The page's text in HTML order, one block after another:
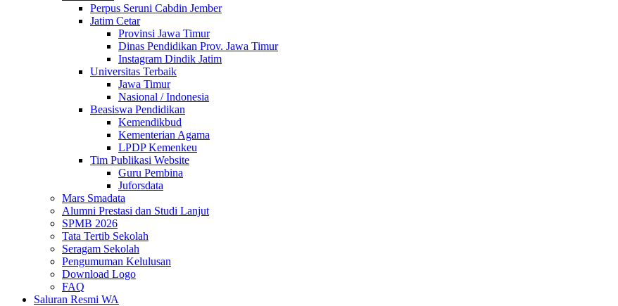
Perpus Seruni Cabdin Jember
Jatim Cetar
Provinsi Jawa Timur
Dinas Pendidikan Prov. Jawa Timur
Instagram Dindik Jatim
Universitas Terbaik
Jawa Timur
Nasional / Indonesia
Beasiswa Pendidikan
Kemendikbud
Kementerian Agama
LPDP Kemenkeu
Tim Publikasi Website
Guru Pembina
Juforsdata
Mars Smadata
Alumni Prestasi dan Studi Lanjut
SPMB 2026
Tata Tertib Sekolah
Seragam Sekolah
Pengumuman Kelulusan
Download Logo
FAQ
Saluran Resmi WA